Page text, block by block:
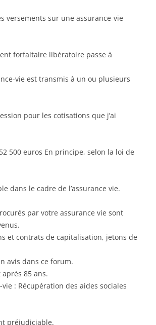
versements sur une assurance-vie
forfaitaire libératoire passe à
vie est transmis à un ou plusieurs
pour les cotisations que j’ai
500 euros En principe, selon la loi de
dans le cadre de l’assurance vie.
par votre assurance vie sont
et contrats de capitalisation, jetons de
avis dans ce forum.
85 ans.
: Récupération des aides sociales
préjudiciable.